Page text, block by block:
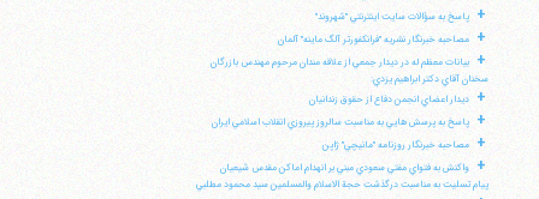
+ پاسخ به سؤالات سايت اينترنتي "شهروند"
+ مصاحبه خبرنگار نشريه "فرانكفورتر آلگ ماينه" آلمان
+
بيانات معظم له در ديدار جمعي از علاقه مندان مرحوم مهندس بازرگان
سخنان آقاي دكتر ابراهيم يزدي:
+ ديدار اعضاي انجمن دفاع از حقوق زندانيان
+ پاسخ به پرسش هايي به مناسبت سالروز پيروزي انقلاب اسلامي ايران
+ مصاحبه خبرنگار روزنامه "مانيچي" ژاپن
+
واكنش به فتواي مفتي سعودي مبني بر انهدام اماكن مقدس شيعيان
پيام تسليت به مناسبت درگذشت حجة الاسلام والمسلمين سيد محمود مطلبي